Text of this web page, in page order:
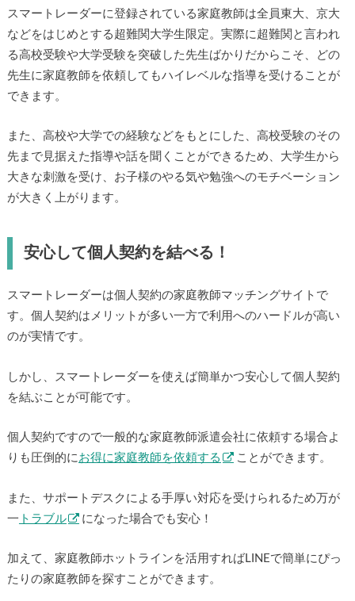
スマートレーダーに登録されている家庭教師は全員東大、京大
などをはじめとする超難関大学生限定。実際に超難関と言われ
る高校受験や大学受験を突破した先生ばかりだからこそ、どの
先生に家庭教師を依頼してもハイレベルな指導を受けることが
できます。
また、高校や大学での経験などをもとにした、高校受験のその
先まで見据えた指導や話を聞くことができるため、大学生から
大きな刺激を受け、お子様のやる気や勉強へのモチベーション
が大きく上がります。
安心して個人契約を結べる！
スマートレーダーは個人契約の家庭教師マッチングサイトで
す。個人契約はメリットが多い一方で利用へのハードルが高い
のが実情です。
しかし、スマートレーダーを使えば簡単かつ安心して個人契約
を結ぶことが可能です。
個人契約ですので一般的な家庭教師派遣会社に依頼する場合よ
りも圧倒的にお得に家庭教師を依頼する ことができます。
また、サポートデスクによる手厚い対応を受けられるため万が
一 トラブル になった場合でも安心！
加えて、家庭教師ホットラインを活用すればLINEで簡単にぴっ
たりの家庭教師を探すことができます。